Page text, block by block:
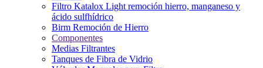
Filtro Katalox Light remoción hierro, manganeso y
ácido sulfhídrico
Birm Remoción de Hierro
Componentes
Medias Filtrantes
Tanques de Fibra de Vidrio